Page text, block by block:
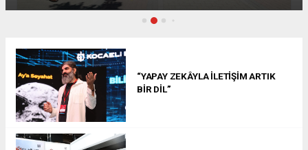
“YAPAY ZEKÂYLA İLETİŞİM ARTIK
BİR DİL”